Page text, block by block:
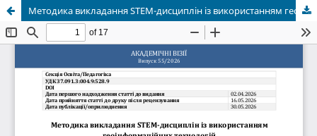
Методика викладання STEM-дисциплін із використанням геоінформаційних технологій